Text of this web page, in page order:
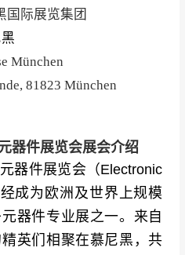
国际展览集团
München
81823 München
器件展览会展会介绍
器件展览会（Electronic
成为欧洲及世界上规模
器件专业展之一。来自
英们相聚在慕尼黑，共